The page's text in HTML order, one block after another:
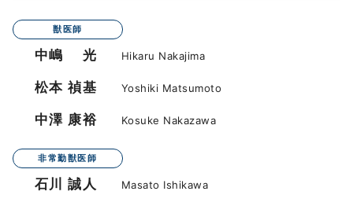
獣医師
中嶋 光 Hikaru Nakajima
松本 禎基 Yoshiki Matsumoto
中澤 康裕 Kosuke Nakazawa
非常勤獣医師
石川 誠人 Masato Ishikawa